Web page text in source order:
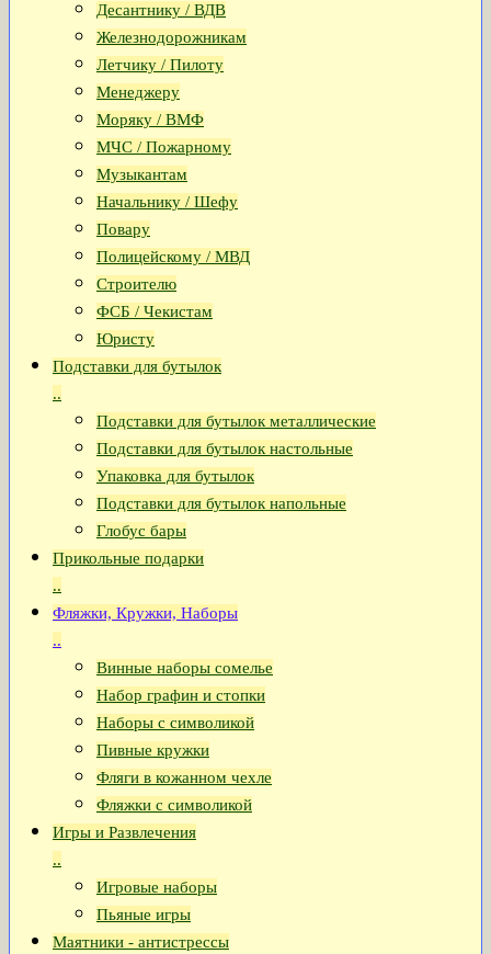
Десантнику / ВДВ
Железнодорожникам
Летчику / Пилоту
Менеджеру
Моряку / ВМФ
МЧС / Пожарному
Музыкантам
Начальнику / Шефу
Повару
Полицейскому / МВД
Строителю
ФСБ / Чекистам
Юристу
Подставки для бутылок
..
Подставки для бутылок металлические
Подставки для бутылок настольные
Упаковка для бутылок
Подставки для бутылок напольные
Глобус бары
Прикольные подарки
..
Фляжки, Кружки, Наборы
..
Винные наборы сомелье
Набор графин и стопки
Наборы с символикой
Пивные кружки
Фляги в кожанном чехле
Фляжки с символикой
Игры и Развлечения
..
Игровые наборы
Пьяные игры
Маятники - антистрессы